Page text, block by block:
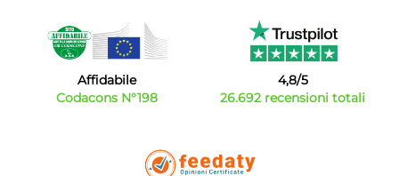
Affidabile
Codacons N°198
4,8/5
26.692 recensioni totali